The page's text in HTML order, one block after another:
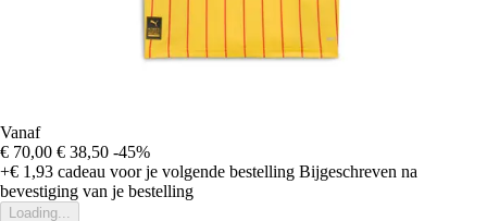
Vanaf
€ 70,00 € 38,50 -45%
+€ 1,93 cadeau voor je volgende bestelling Bijgeschreven na
bevestiging van je bestelling
Loading...